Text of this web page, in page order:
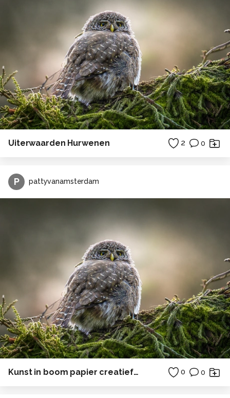
Uiterwaarden Hurwenen 2 0
P pattyvanamsterdam
Kunst in boom papier creatief in Polen 0 0